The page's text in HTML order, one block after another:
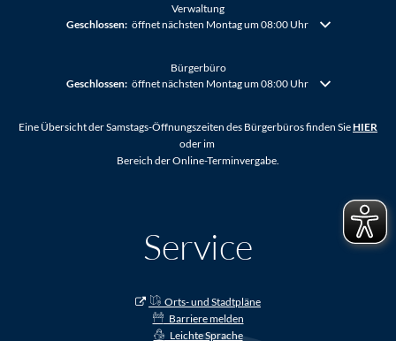
Verwaltung
Klicken, um weitere Öffnungs- oder Schließzeiten auszublenden
Geschlossen: öffnet nächsten Montag um 08:00 Uhr
Bürgerbüro
Klicken, um weitere Öffnungs- oder Schließzeiten auszublenden
Geschlossen: öffnet nächsten Montag um 08:00 Uhr
Eine Übersicht der Samstags-Öffnungszeiten des Bürgerbüros finden SieHIER
oder im
Bereich der Online-Terminvergabe.
Service
Orts- und Stadtpläne
Barriere melden
Leichte Sprache